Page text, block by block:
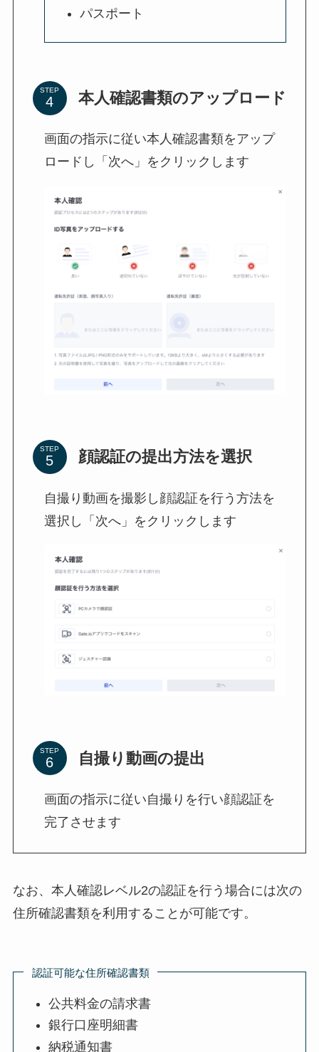
パスポート
STEP 本人確認書類のアップロード
画面の指示に従い本人確認書類をアップ
ロードし「次へ」をクリックします
STEP 顔認証の提出方法を選択
自撮り動画を撮影し顔認証を行う方法を
選択し「次へ」をクリックします
STEP 自撮り動画の提出
画面の指示に従い自撮りを行い顔認証を
完了させます
なお、本人確認レベル2の認証を行う場合には次の
住所確認書類を利用することが可能です。
認証可能な住所確認書類
公共料金の請求書
銀行口座明細書
納税通知書